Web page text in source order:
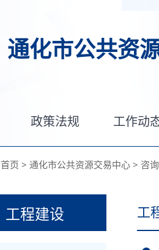
通化市公共资
政策法规 工作动
首页 > 通化市公共资源交易中心 > 咨
工程建设 工